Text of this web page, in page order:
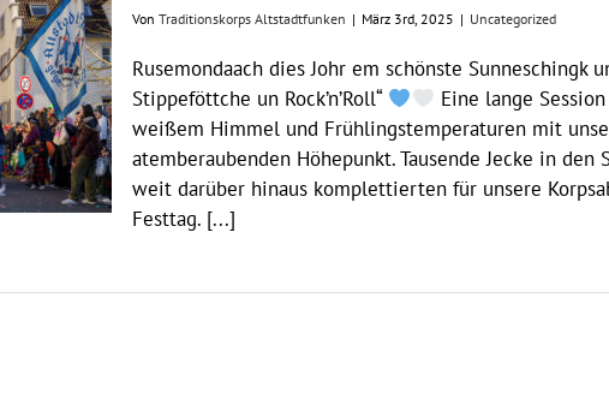
Von Traditionskorps Altstadtfunken | März 3rd, 2025 | Uncategorized
Rusemondaach dies Johr em schönste Sunneschingk
Stippeföttche un Rock’n’Roll“
Eine lange
weißem Himmel und Frühlingstemperaturen mit
atemberaubenden Höhepunkt. Tausende Jecke in
weit darüber hinaus komplettierten für unsere
Festtag. [...]